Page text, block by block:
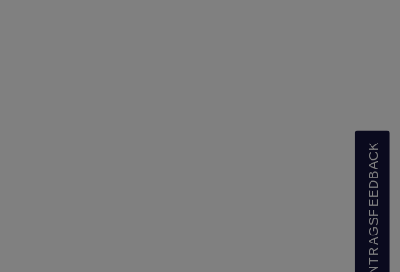
ANTRAGSFEEDBACK